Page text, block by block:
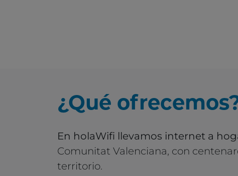
¿Qué
En holaWifi llevamos internet a
Comunitat Valenciana, con
territorio.